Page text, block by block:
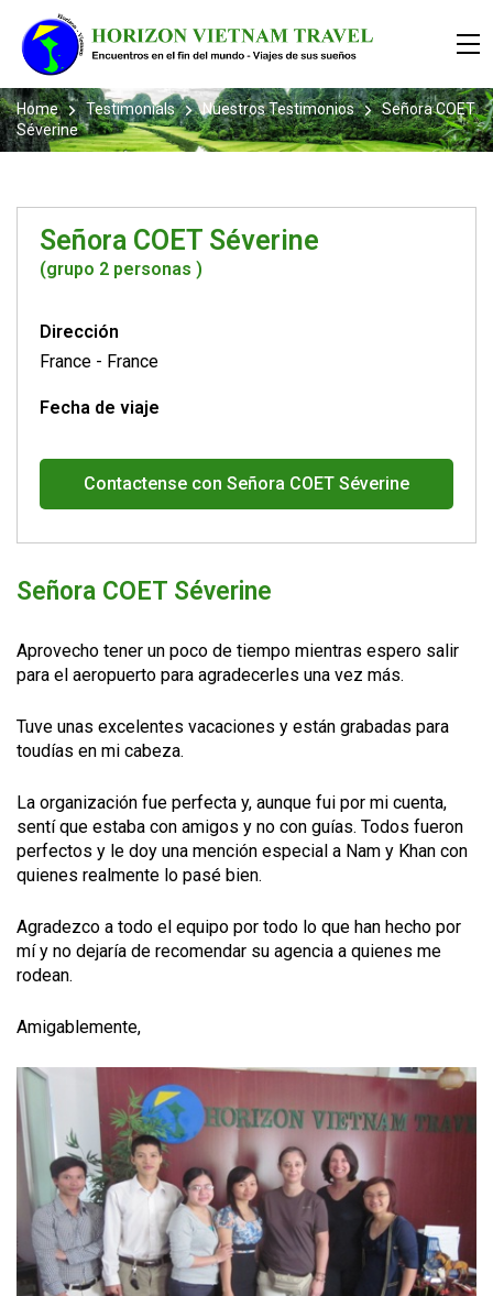
Home Testimonials Nuestros Testimonios
Señora COET
Séverine
Señora COET Séverine
Aprovecho tener un poco de tiempo mientras espero salir
para el aeropuerto para agradecerles una vez más.
Tuve unas excelentes vacaciones y están grabadas para
toudías en mi cabeza.
La organización fue perfecta y, aunque fui por mi cuenta,
sentí que estaba con amigos y no con guías. Todos fueron
perfectos y le doy una mención especial a Nam y Khan con
quienes realmente lo pasé bien.
Agradezco a todo el equipo por todo lo que han hecho por
mí y no dejaría de recomendar su agencia a quienes me
rodean.
Amigablemente,
Señora COET Séverine
(grupo 2 personas )
Dirección
France - France
Fecha de viaje
Contactense con Señora COET Séverine